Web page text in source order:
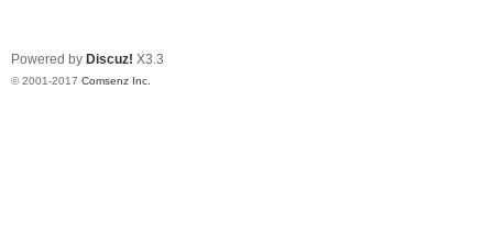
Powered by Discuz! X3.3
© 2001-2017 Comsenz Inc.